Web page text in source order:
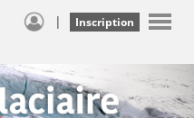
| Inscription